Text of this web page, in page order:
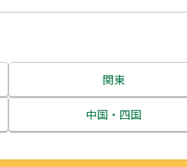
関東
茨城県
中国・四国